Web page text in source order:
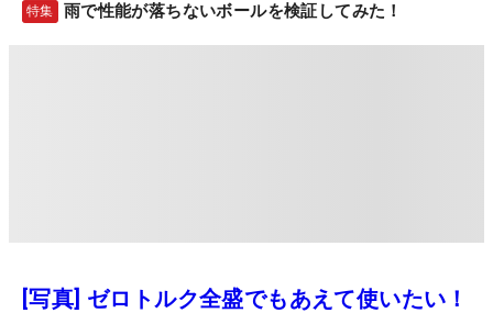
特集 雨で性能が落ちないボールを検証してみた！
[写真] ゼロトルク全盛でもあえて使いたい！